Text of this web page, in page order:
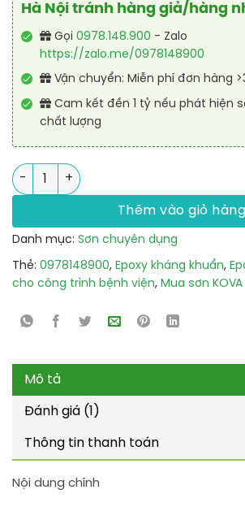
Hà Nội tránh hàng giả/hàng
Gọi 0978.148.900 - Zalo
https://zalo.me/0978148900
Vận chuyển: Miễn phí đơn hàng
Cam kết đền 1 tỷ nếu phát hiện
chất lượng
Mua sơn KOVA Epoxy kháng khuẩn
Thêm vào giỏ hàng
Danh mục: Sơn chuyên dụng
Thẻ: 0978148900, Epoxy kháng khuẩn,
cho công trình bệnh viện, Mua sơn KOVA
Mô tả
Đánh giá (1)
Thông tin thanh toán
Nội dung chính